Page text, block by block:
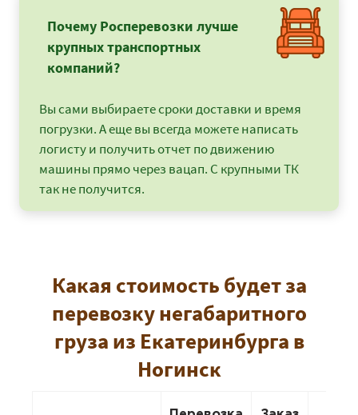
Почему Росперевозки лучше
крупных транспортных
компаний?
Вы сами выбираете сроки доставки и время
погрузки. А еще вы всегда можете написать
логисту и получить отчет по движению
машины прямо через вацап. С крупными ТК
так не получится.
Какая стоимость будет за
перевозку негабаритного
груза из Екатеринбурга в
Ногинск